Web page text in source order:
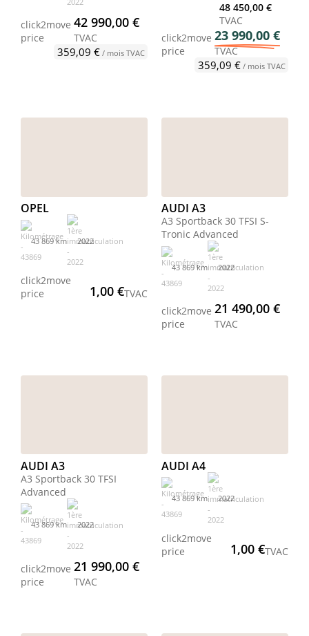
click2move
price
42 990,00 €
TVAC
359,09 €/ mois TVAC
48 450,00 €
TVAC
click2move
price
23 990,00 €
TVAC
359,09 €/ mois TVAC
OPEL
43 869 km 2022
click2move
price
1,00 €TVAC
AUDI A3
A3 Sportback 30 TFSI S-
Tronic Advanced
43 869 km 2022
click2move
price
21 490,00 €
TVAC
AUDI A3
A3 Sportback 30 TFSI
Advanced
43 869 km 2022
click2move
price
21 990,00 €
TVAC
AUDI A4
43 869 km 2022
click2move
price
1,00 €TVAC